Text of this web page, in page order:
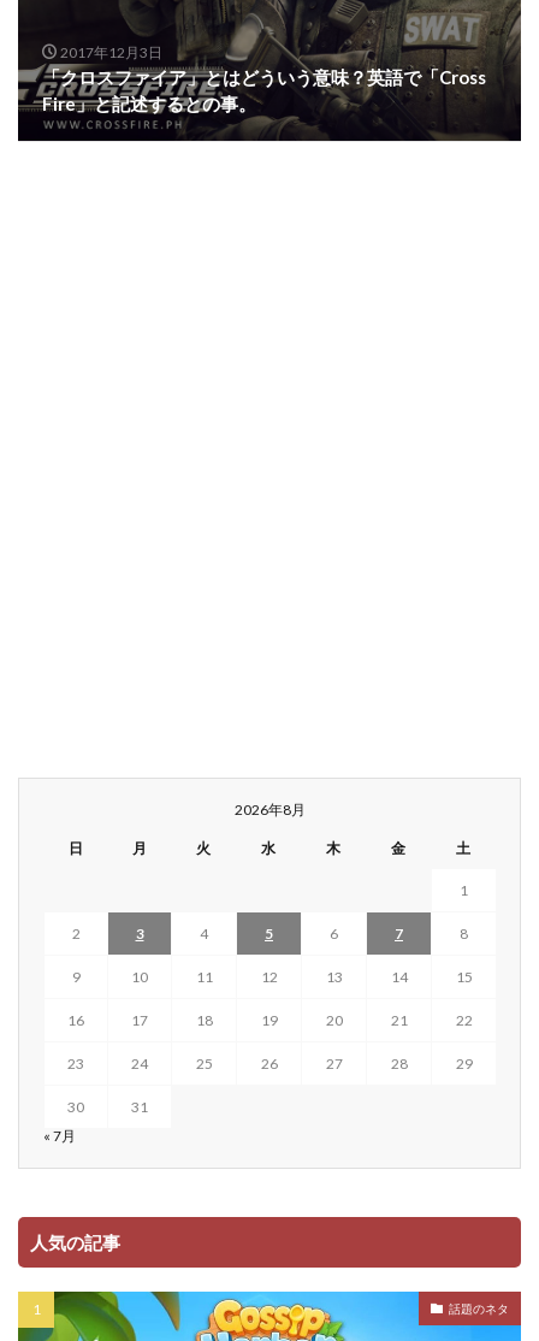
2017年12月3日
「クロスファイア」とはどういう意味？英語で「Cross
Fire」と記述するとの事。
2026年8月
日 月 火 水 木 金 土
1
2 3 4 5 6 7 8
9 10 11 12 13 14 15
16 17 18 19 20 21 22
23 24 25 26 27 28 29
30
31
« 7月
人気の記事
話題のネタ